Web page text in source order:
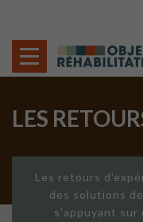
LES
Les retours
des solutions
s'appuyant sur